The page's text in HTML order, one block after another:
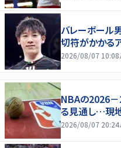
バレーボー
切符がかかる
2026/08/07 10:08
NBAの2026
る見通し…現
2026/08/07 20:24